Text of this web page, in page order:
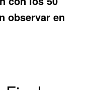
observar en